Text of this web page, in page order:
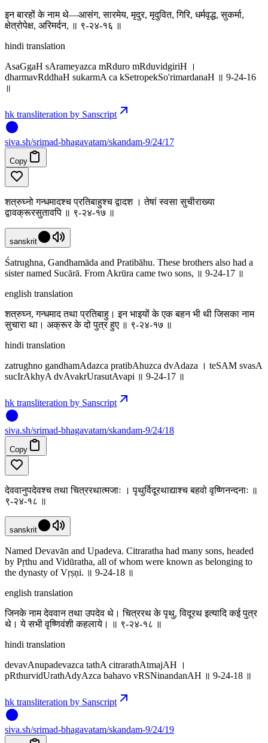
इन बारहों के नाम थे—आसंग, सारमेय, मृदुर, मृदुवित, गिरि, धर्मवृद्ध, सुकर्मा,
क्षेत्रोपेक्ष, अरिमर्दन, ॥ ९-२४-१६ ॥
hindi translation
AsaGgaH sArameyazca mRduro mRduvidgiriH ।
dharmavRddhaH sukarmA ca kSetropekSo'rimardanaH ॥ 9-24-16
॥
hk transliteration by Sanscript
siva.sh/srimad-bhagavatam/skandam-9/24/17
Copy
शत्रुघ्नो गन्धमादश्च प्रतिबाहुश्च द्वादश । तेषां स्वसा सुचीराख्या
द्वावक्रूरसुतावपि ॥ ९-२४-१७ ॥
sanskrit
Śatrughna, Gandhamāda and Pratibāhu. These brothers also had a
sister named Sucārā. From Akrūra came two sons, ॥ 9-24-17 ॥
english translation
शत्रुघ्न, गन्धमाद तथा प्रतिबाहु। इन भाइयों के एक बहन भी थी जिसका नाम
सुचारा था। अक्रूर के दो पुत्र हुए ॥ ९-२४-१७ ॥
hindi translation
zatrughno gandhamAdazca pratibAhuzca dvAdaza । teSAM svasA
sucIrAkhyA dvAvakrUrasutAvapi ॥ 9-24-17 ॥
hk transliteration by Sanscript
siva.sh/srimad-bhagavatam/skandam-9/24/18
Copy
देववानुपदेवश्च तथा चित्ररथात्मजाः । पृथुर्विदूरथाद्याश्च बहवो वृष्णिनन्दनाः ॥
९-२४-१८ ॥
sanskrit
Named Devavān and Upadeva. Citraratha had many sons, headed
by Pṛthu and Vidūratha, all of whom were known as belonging to
the dynasty of Vṛṣṇi. ॥ 9-24-18 ॥
english translation
जिनके नाम देववान तथा उपदेव थे। चित्ररथ के पृथु, विदूरथ इत्यादि कई पुत्र
थे। ये सभी वृष्णिवंशी कहलाये। ॥ ९-२४-१८ ॥
hindi translation
devavAnupadevazca tathA citrarathAtmajAH ।
pRthurvidUrathAdyAzca bahavo vRSNinandanAH ॥ 9-24-18 ॥
hk transliteration by Sanscript
siva.sh/srimad-bhagavatam/skandam-9/24/19